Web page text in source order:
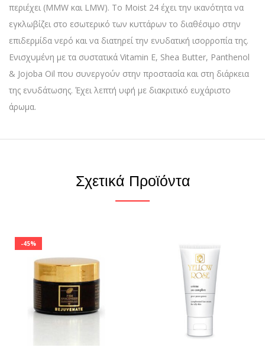
περιέχει (MMW και LMW). Το Moist 24 έχει την ικανότητα να
εγκλωβίζει στο εσωτερικό των κυττάρων το διαθέσιμο στην
επιδερμίδα νερό και να διατηρεί την ενυδατική ισορροπία της.
Ενισχυμένη με τα συστατικά Vitamin E, Shea Butter, Panthenol
& Jojoba Oil που συνεργούν στην προστασία και στη διάρκεια
της ενυδάτωσης. Έχει λεπτή υφή με διακριτικό ευχάριστο
άρωμα.
Σχετικά Προϊόντα
-45%